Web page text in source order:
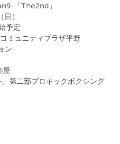
「The2nd」
）
予定
ミュニティプラザ平野
ン
屋
第二部プロキックボクシング